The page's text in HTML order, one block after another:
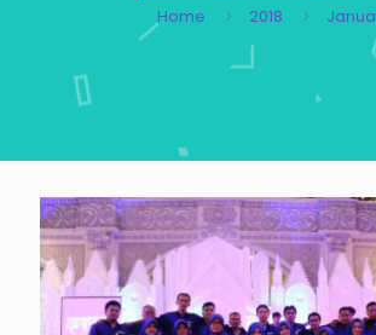
Home 2018